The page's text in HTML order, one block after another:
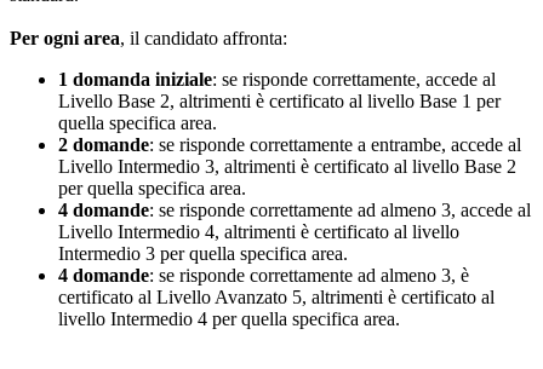
Per ogni area, il candidato affronta:
1 domanda iniziale: se risponde correttamente, accede al
Livello Base 2, altrimenti è certificato al livello Base 1 per
quella specifica area.
2 domande: se risponde correttamente a entrambe, accede al
Livello Intermedio 3, altrimenti è certificato al livello Base 2
per quella specifica area.
4 domande: se risponde correttamente ad almeno 3, accede al
Livello Intermedio 4, altrimenti è certificato al livello
Intermedio 3 per quella specifica area.
4 domande: se risponde correttamente ad almeno 3, è
certificato al Livello Avanzato 5, altrimenti è certificato al
livello Intermedio 4 per quella specifica area.